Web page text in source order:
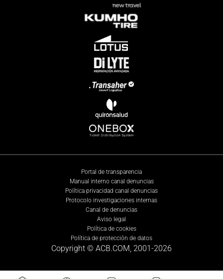
Portal de transparencia
Manual interno canal denuncias
Política privacidad canal denuncias
Protocolo investigaciones internas
Canal de denuncias
Aviso legal
Política de cookies
Política de protección de datos
Copyright © ACB.COM, 2001-2026